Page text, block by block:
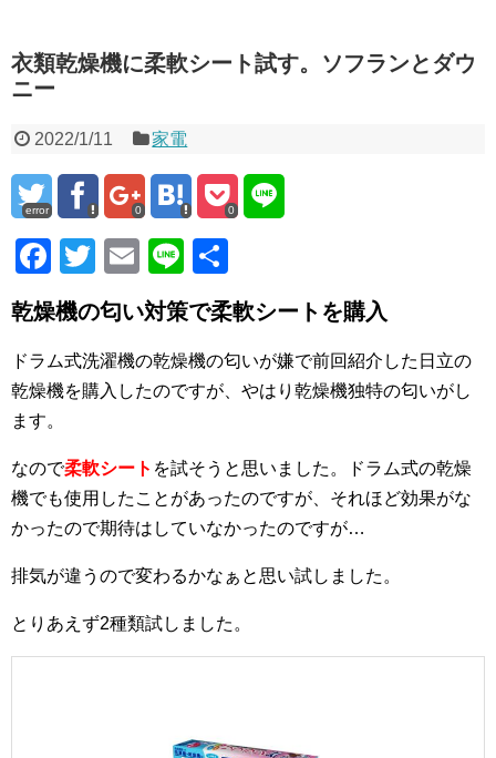
衣類乾燥機に柔軟シート試す。ソフランとダウ
ニー
2022/1/11 家電
error 0 0
F
a
c
e
b
o
o
k
T
wi
tt
er
E
m
ail
Li
n
e
有
乾燥機の匂い対策で柔軟シートを購入
ドラム式洗濯機の乾燥機の匂いが嫌で前回紹介した日立の
乾燥機を購入したのですが、やはり乾燥機独特の匂いがし
ます。
なので柔軟シート を試そうと思いました。ドラム式の乾燥
機でも使用したことがあったのですが、それほど効果がな
かったので期待はしていなかったのですが…
排気が違うので変わるかなぁと思い試しました。
とりあえず2種類試しました。